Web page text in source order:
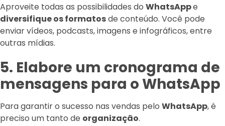
Aproveite todas as possibilidades do WhatsAppe
diversifique os formatosde conteúdo. Você pode
enviar vídeos, podcasts, imagens e infográficos, entre
outras mídias.
5. Elabore um cronograma de
mensagens para o WhatsApp
Para garantir o sucesso nas vendas pelo WhatsApp, é
preciso um tanto de organização.